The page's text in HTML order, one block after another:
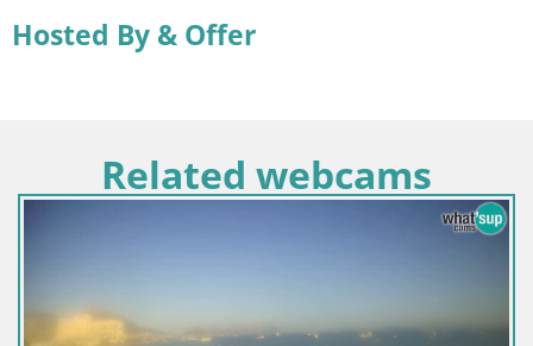
Hosted By & Offer
Related webcams